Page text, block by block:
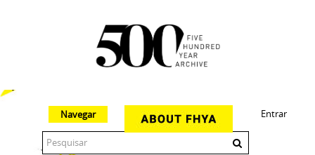
Entrar
Navegar